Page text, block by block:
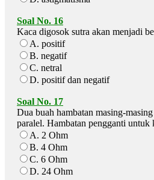
Soal No. 16
Kaca digosok sutra akan menjadi
A. positif
B. negatif
C. netral
D. positif dan negatif
Soal No. 17
Dua buah hambatan masing-
paralel. Hambatan pengganti untuk
A. 2 Ohm
B. 4 Ohm
C. 6 Ohm
D. 24 Ohm